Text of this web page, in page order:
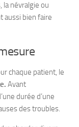
la névralgie ou
aussi bien faire
chaque patient, le
Avant
durée d’une
des troubles.